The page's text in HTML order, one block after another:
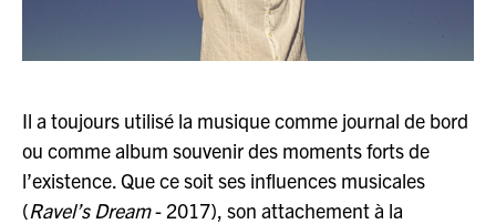
Il a toujours utilisé la musique comme journal de bord
ou comme album souvenir des moments forts de
l’existence. Que ce soit ses influences musicales
(Ravel’s Dream- 2017), son attachement à la